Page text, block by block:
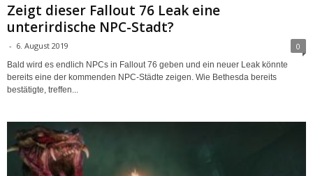
Zeigt dieser Fallout 76 Leak eine
unterirdische NPC-Stadt?
- 6. August 2019 0
Bald wird es endlich NPCs in Fallout 76 geben und ein neuer Leak könnte
bereits eine der kommenden NPC-Städte zeigen. Wie Bethesda bereits
bestätigte, treffen...